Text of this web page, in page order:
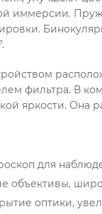
иммерсии.
фильтра. В
яркости. Она
для
объективы,
оптики,